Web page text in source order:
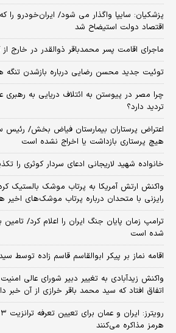
پزشکیان: سایپا واگذار می شود/ ایران‌خودرو را
اقتصاد دولت استیضاح شد
ماجرای اقامت پسر محمدباقر ذوالقدر در خارج
توئیت جدید محسن رضایی درباره بازشدن تنگه
چرا مصر در پیوستن به ائتلاف دریایی به رهبری
تردید دارد؟
اعتراض پرستاران بیمارستان فیاض بخش/ رئیس
هیچ پرستاری بازداشت یا اخراج نشده است
خانواده شهید لاریجانی ادعای سردار کوثری را
واکنش ارتش آمریکا به پرتاب موشک بالستیک
رایزنی با متحدان درباره پرتاب موشک‌های اخیر
ترامپ زمان پایان جنگ ایران را اعلام کرد/
شده است
اقامه نماز بر پیکر ابوالقاسم قاسم زاده توسط
واکنش زیدآبادی به تغییر دبیر شورای عالی
اتفاق افتاد که سید محمد باقر خرازی از آن خبر
هرمز مذاکره می‌کنند